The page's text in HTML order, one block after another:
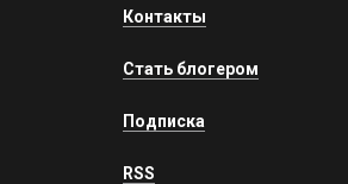
Контакты
Стать блогером
Подписка
RSS